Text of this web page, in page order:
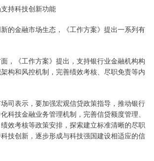
持科技创新功能
的金融市场生态，《工作方案》提出一系列有
，《工作方案》提出，支持银行业金融机构构
构和风控机制，完善绩效考核、尽职免责等内
司表示，要加强宏观信贷政策指导，推动银行
科技金融业务管理机制，完善信贷额度管理、
效考核等政策安排，探索建立标准清晰的尽职
技创新，逐步形成与科技强国建设相适应的信